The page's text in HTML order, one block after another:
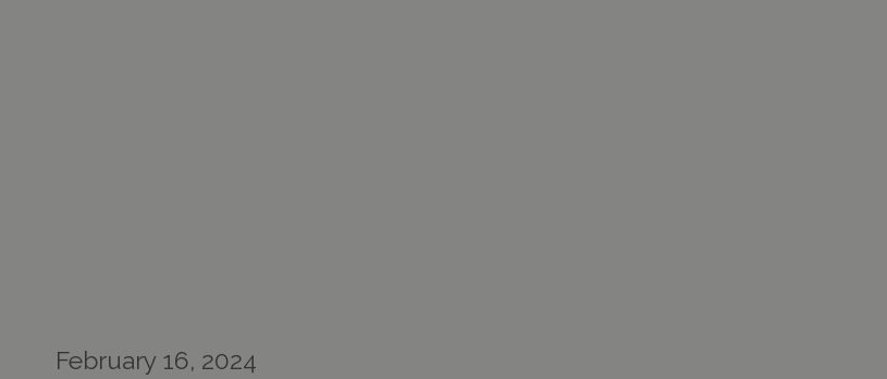
February 16, 2024